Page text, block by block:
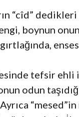
“cîd”
boynun
tefsir ehli
odun